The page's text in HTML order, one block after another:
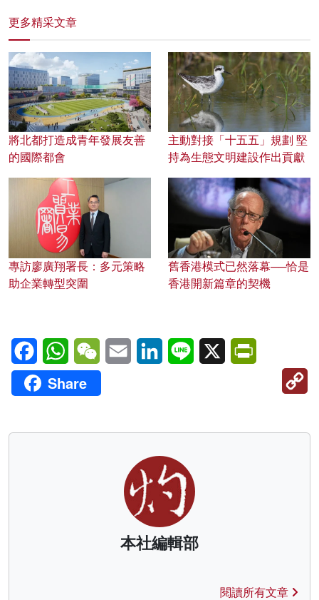
更多精采文章
將北都打造成青年發展友善
的國際都會
主動對接「十五五」規劃 堅
持為生態文明建設作出貢獻
專訪廖廣翔署長：多元策略
助企業轉型突圍
舊香港模式已然落幕──恰是
香港開新篇章的契機
FacebookWhatsAppWeChatEmail LinkedInLine X
Share
本社編輯部
閱讀所有文章